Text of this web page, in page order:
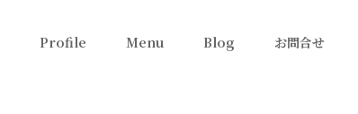
Profile Menu Blog お問合せ